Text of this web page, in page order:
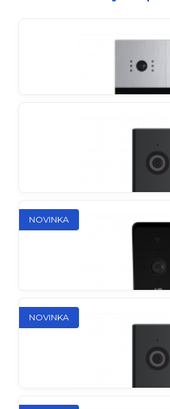
Slinex
Kompaktný, štýlový a
Slinex
Individuálny
Individuálny antivandal
ultraširokým
NOVINKA
NOVINKA